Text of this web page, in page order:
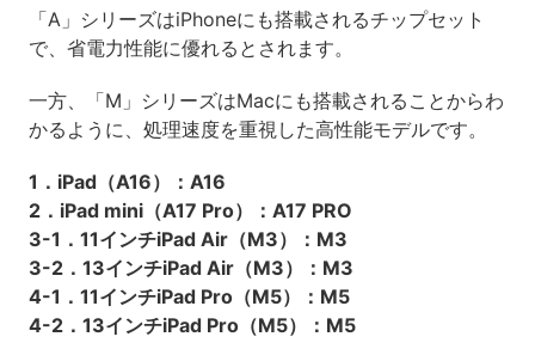
「A」シリーズはiPhoneにも搭載されるチップセット
で、省電力性能に優れるとされます。
一方、「M」シリーズはMacにも搭載されることからわ
かるように、処理速度を重視した高性能モデルです。
1．iPad（A16）：A16
2．iPad mini（A17 Pro）：A17 PRO
3-1．11インチiPad Air（M3）：M3
3-2．13インチiPad Air（M3）：M3
4-1．11インチiPad Pro（M5）：M5
4-2．13インチiPad Pro（M5）：M5